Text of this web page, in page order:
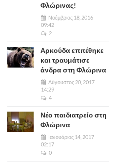
Φλώρινας!
Νοέμβριος 18, 2016
09:42
2
Αρκούδα επιτέθηκε
και τραυμάτισε
άνδρα στη Φλώρινα
Αύγουστος 20, 2017
14:29
4
Νέο παιδιατρείο στη
Φλώρινα
Ιανουάριος 14, 2017
02:17
0